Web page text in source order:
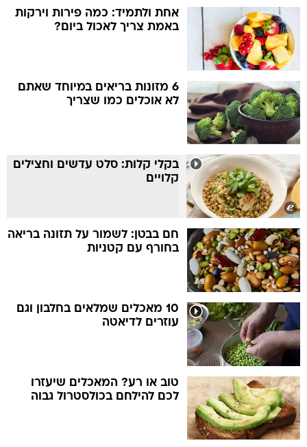
אחת ולתמיד: כמה פירות וירקות
באמת צריך לאכול ביום?
6 מזונות בריאים במיוחד שאתם
לא אוכלים כמו שצריך
בקלי קלות: סלט עדשים וחצילים
קלויים
חם בבטן: לשמור על תזונה בריאה
בחורף עם קטניות
10 מאכלים שמלאים בחלבון וגם
עוזרים לדיאטה
טוב או רע? המאכלים שיעזרו
לכם להילחם בכולסטרול גבוה